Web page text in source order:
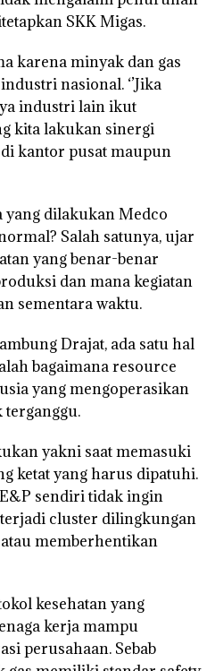
SKK Migas.
karena minyak dan gas
nasional. ‘’Jika
industri lain ikut
kita lakukan sinergi
kantor pusat maupun
yang dilakukan Medco
Salah satunya, ujar
yang benar-benar
dan mana kegiatan
sementara waktu.
Drajat, ada satu hal
bagaimana resource
yang mengoperasikan
yakni saat memasuki
ketat yang harus dipatuhi.
sendiri tidak ingin
cluster dilingkungan
memberhentikan
kesehatan yang
kerja mampu
perusahaan. Sebab